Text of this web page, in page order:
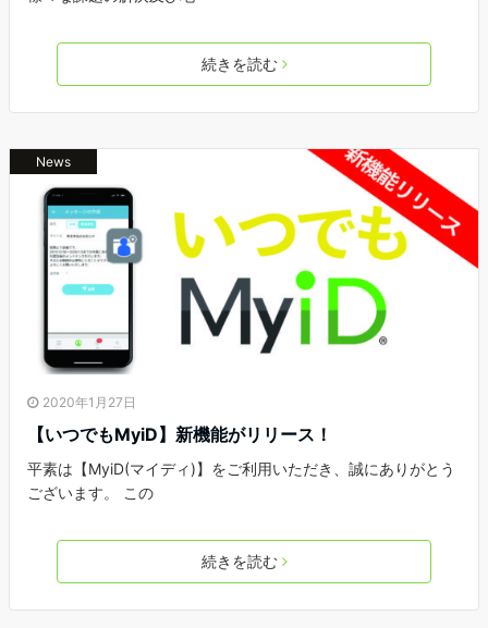
続きを読む
News
2020年1月27日
【いつでもMyiD】新機能がリリース！
平素は【MyiD(マイディ)】をご利用いただき、誠にありがとう
ございます。 この
続きを読む